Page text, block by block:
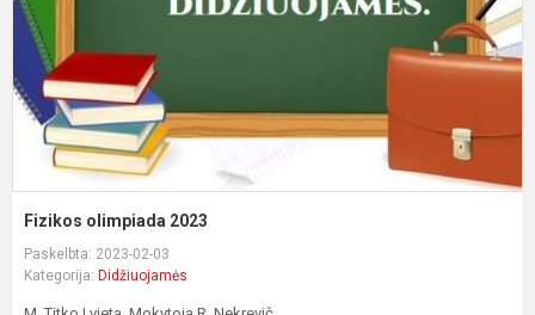
Fizikos olimpiada 2023
Paskelbta: 2023-02-03
Kategorija: Didžiuojamės